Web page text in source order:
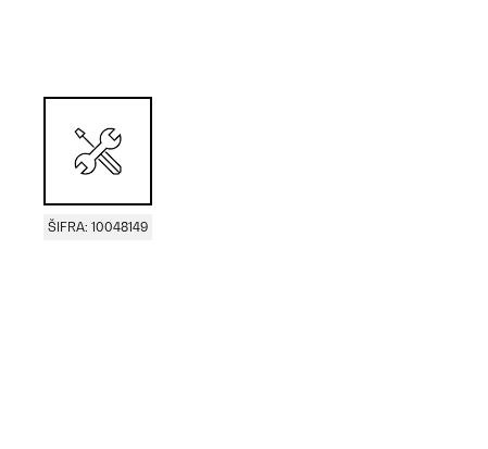
ŠIFRA: 10048149